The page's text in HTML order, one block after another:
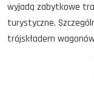
wyjadą zabytkowe
turystyczne.
trójskładem